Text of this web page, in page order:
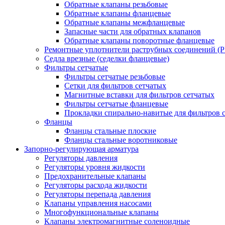
Обратные клапаны резьбовые
Обратные клапаны фланцевые
Обратные клапаны межфланцевые
Запасные части для обратных клапанов
Обратные клапаны поворотные фланцевые
Ремонтные уплотнители раструбных соединений
Седла врезные (седелки фланцевые)
Фильтры сетчатые
Фильтры сетчатые резьбовые
Сетки для фильтров сетчатых
Магнитные вставки для фильтров сетчатых
Фильтры сетчатые фланцевые
Прокладки спирально-навитые для фильтров
Фланцы
Фланцы стальные плоские
Фланцы стальные воротниковые
Запорно-регулирующая арматура
Регуляторы давления
Регуляторы уровня жидкости
Предохранительные клапаны
Регуляторы расхода жидкости
Регуляторы перепада давления
Клапаны управления насосами
Многофункциональные клапаны
Клапаны электромагнитные соленоидные